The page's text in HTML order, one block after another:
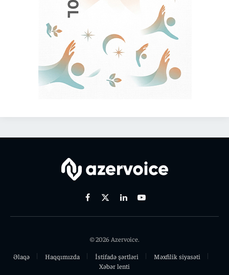
Facebook
X
LinkedinYoutube
© 2026 Azervoice.
Əlaqə
Haqqımızda İstifadə şərtləri
Məxfilik siyasəti
Xəbər lenti